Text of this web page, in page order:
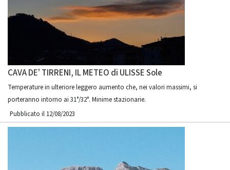
CAVA DE’ TIRRENI, IL METEO di ULISSE Sole
Temperature in ulteriore leggero aumento che, nei valori massimi, si
porteranno intorno ai 31°/32°. Minime stazionarie.
Pubblicato il 12/08/2023